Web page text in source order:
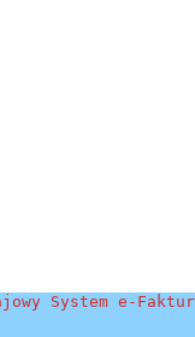
System e-